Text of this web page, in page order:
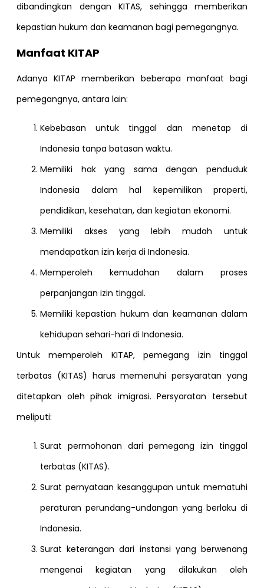
dibandingkan dengan KITAS, sehingga memberikan
kepastian hukum dan keamanan bagi pemegangnya.
Manfaat KITAP
Adanya KITAP memberikan beberapa manfaat bagi
pemegangnya, antara lain:
Kebebasan untuk tinggal dan menetap di
Indonesia tanpa batasan waktu.
Memiliki hak yang sama dengan penduduk
Indonesia dalam hal kepemilikan properti,
pendidikan, kesehatan, dan kegiatan ekonomi.
Memiliki akses yang lebih mudah untuk
mendapatkan izin kerja di Indonesia.
Memperoleh kemudahan dalam proses
perpanjangan izin tinggal.
Memiliki kepastian hukum dan keamanan dalam
kehidupan sehari-hari di Indonesia.
Untuk memperoleh KITAP, pemegang izin tinggal
terbatas (KITAS) harus memenuhi persyaratan yang
ditetapkan oleh pihak imigrasi. Persyaratan tersebut
meliputi:
Surat permohonan dari pemegang izin tinggal
terbatas (KITAS).
Surat pernyataan kesanggupan untuk mematuhi
peraturan perundang-undangan yang berlaku di
Indonesia.
Surat keterangan dari instansi yang berwenang
mengenai kegiatan yang dilakukan oleh